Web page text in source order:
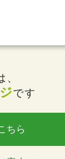
、
です
ちら